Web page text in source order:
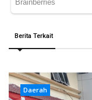
Berita Terkait
Daerah